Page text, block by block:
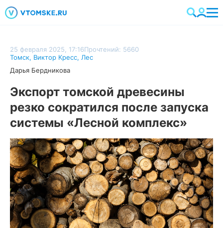
25 февраля 2025, 17:16Прочтений: 5660
Томск, Виктор Кресс, Лес
Дарья Бердникова
Экспорт томской древесины
резко сократился после запуска
системы «Лесной комплекс»